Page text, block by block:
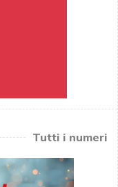
Tutti i numeri